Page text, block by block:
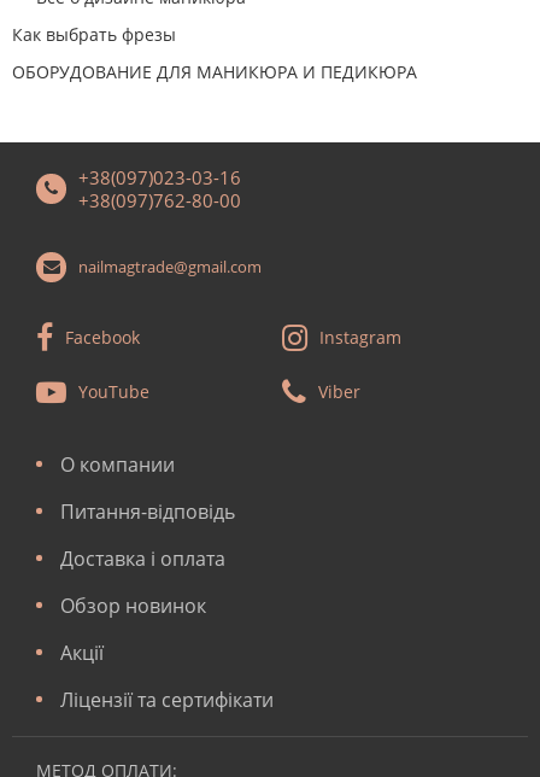
Как выбрать фрезы
ОБОРУДОВАНИЕ ДЛЯ МАНИКЮРА И ПЕДИКЮРА
+38(097)023-03-16
+38(097)762-80-00
nailmagtrade@gmail.com
Facebook Instagram
YouTube Viber
О компании
Питання-відповідь
Доставка і оплата
Обзор новинок
Акції
Ліцензії та сертифікати
МЕТОД ОПЛАТИ: